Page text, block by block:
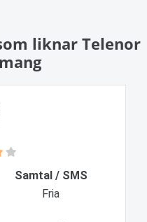
liknar Telenor
Samtal / SMS
Fria